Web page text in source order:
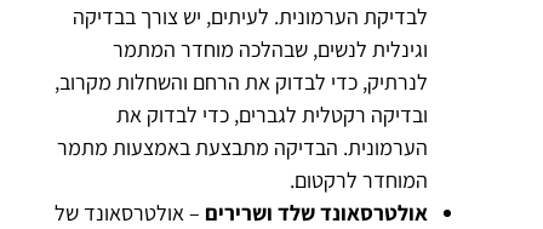
לבדיקת הערמונית. לעיתים, יש צורך בבדיקה
וגינלית לנשים, שבהלכה מוחדר המתמר
לנרתיק, כדי לבדוק את הרחם והשחלות מקרוב,
ובדיקה רקטלית לגברים, כדי לבדוק את
הערמונית. הבדיקה מתבצעת באמצעות מתמר
המוחדר לרקטום.
אולטרסאונד שלד ושרירים – אולטרסאונד של